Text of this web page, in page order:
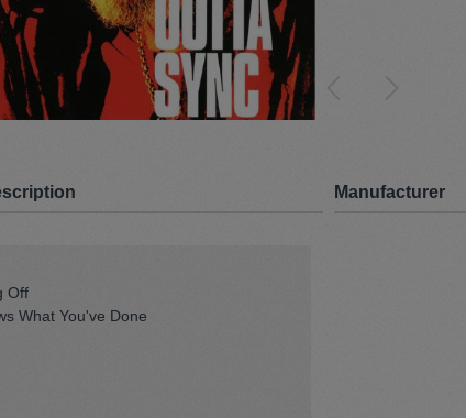
Manufacturer
Off
What You've Done